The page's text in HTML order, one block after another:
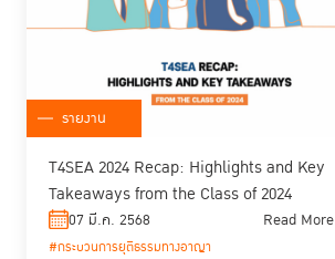
รายงาน
T4SEA 2024 Recap: Highlights and Key
Takeaways from the Class of 2024
07 มี.ค. 2568 Read More
#กระบวนการยุติธรรมทางอาญา